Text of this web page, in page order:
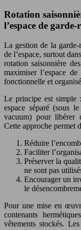
Rotation
l’espace de garde-
La gestion de la garde-
de l’espace, surtout
rotation saisonnière
maximiser l’espace
fonctionnelle et
Le principe est simple
espace séparé (sous
vacuum) pour libérer
Cette approche permet
Réduire
Faciliter
Préserver la
ne sont pas
Encourager un
le
Pour une mise en
contenants
vêtements stockés.